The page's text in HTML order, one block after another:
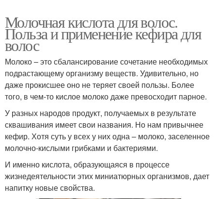
Молочная кислота для волос.
Польза и применение кефира для
волос
Молоко – это сбалансирование сочетание необходимых
подрастающему организму веществ. Удивительно, но
даже прокисшее оно не теряет своей пользы. Более
того, в чем-то кислое молоко даже превосходит парное.
У разных народов продукт, получаемых в результате
сквашивания имеет свои названия. Но нам привычнее
кефир. Хотя суть у всех у них одна – молоко, заселенное
молочно-кислыми грибками и бактериями.
И именно кислота, образующаяся в процессе
жизнедеятельности этих миниатюрных организмов, дает
напитку новые свойства.